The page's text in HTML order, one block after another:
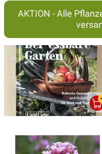
Kletterpflanzen
Mehrjährige
Mehrjährige
AKTION - Alle